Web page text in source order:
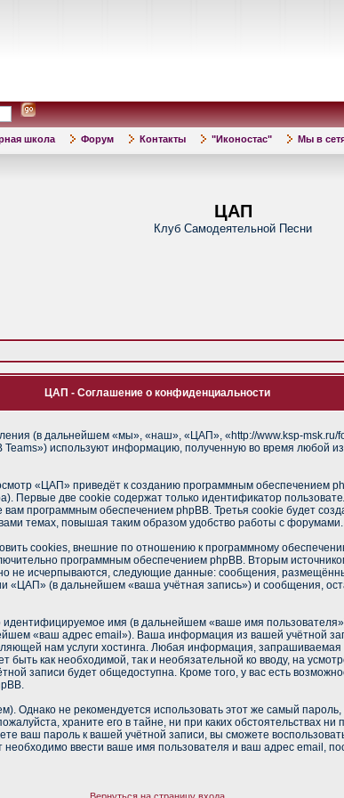
школа Форум Контакты "Иконостас" Мы в
ЦАП
Клуб Самодеятельной Песни
ЦАП - Соглашение о конфиденциальности
(в дальнейшем «мы», «наш», «ЦАП», «http://www.ksp-
используют информацию, полученную во время любой
«ЦАП» приведёт к созданию программным обеспечением
Первые две cookie содержат только идентификатор
программным обеспечением phpBB. Третья cookie будет
темах, повышая таким образом удобство работы с форумами.
cookies, внешние по отношению к программному
программным обеспечением phpBB. Вторым
не исчерпываются, следующие данные: сообщения,
«ЦАП» (в дальнейшем «ваша учётная запись») и сообщения,
идентифицируемое имя (в дальнейшем «ваше имя
«ваш адрес email»). Ваша информация из вашей учётной
нам услуги хостинга. Любая информация,
быть как необходимой, так и необязательной ко вводу, на
записи будет общедоступна. Кроме того, у вас есть
не рекомендуется использовать этот же самый пароль,
храните его в тайне, ни при каких обстоятельствах
ваш пароль к вашей учётной записи, вы сможете
ввести ваше имя пользователя и ваш адрес email,